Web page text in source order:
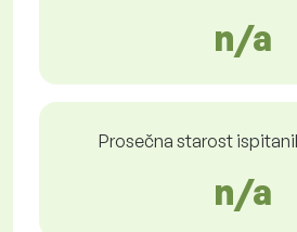
n/a
Prosečna starost
n/a